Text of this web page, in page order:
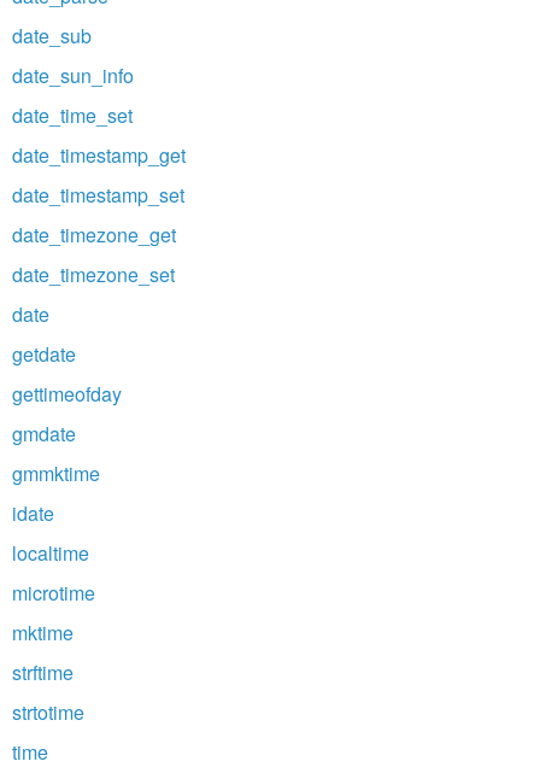
date_sub
date_sun_info
date_time_set
date_timestamp_get
date_timestamp_set
date_timezone_get
date_timezone_set
date
getdate
gettimeofday
gmdate
gmmktime
idate
localtime
microtime
mktime
strftime
strtotime
time